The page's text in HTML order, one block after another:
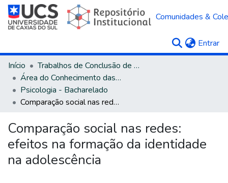
Comunidades &
Entrar
Início
Trabalhos de Conclusão de Curso
Área do Conhecimento das Ciências Humanas
Psicologia - Bacharelado
Comparação social nas redes: efeitos na formação da identidade na adolescência
Comparação social nas redes:
efeitos na formação da identidade
na adolescência